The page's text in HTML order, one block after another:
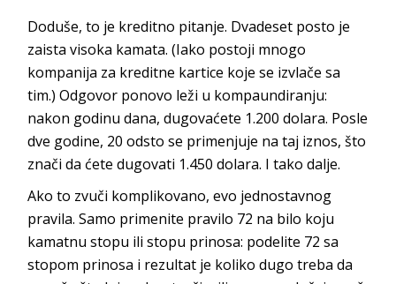
Doduše, to je kreditno pitanje. Dvadeset posto je
zaista visoka kamata. (Iako postoji mnogo
kompanija za kreditne kartice koje se izvlače sa
tim.) Odgovor ponovo leži u kompaundiranju:
nakon godinu dana, dugovaćete 1.200 dolara. Posle
dve godine, 20 odsto se primenjuje na taj iznos, što
znači da ćete dugovati 1.450 dolara. I tako dalje.
Ako to zvuči komplikovano, evo jednostavnog
pravila. Samo primenite pravilo 72 na bilo koju
kamatnu stopu ili stopu prinosa: podelite 72 sa
stopom prinosa i rezultat je koliko dugo treba da